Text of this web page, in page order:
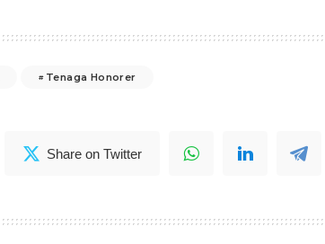
Tenaga Honorer
Share on Twitter